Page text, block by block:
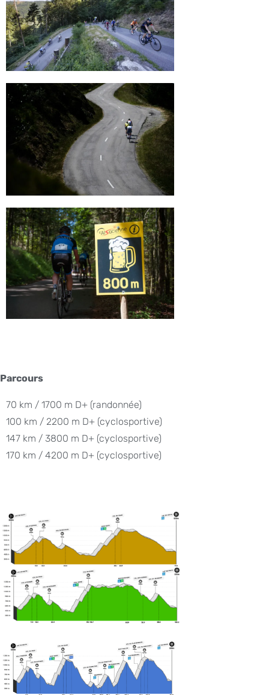
Parcours
70 km / 1700 m D+ (randonnée)
100 km / 2200 m D+ (cyclosportive)
147 km / 3800 m D+ (cyclosportive)
170 km / 4200 m D+ (cyclosportive)